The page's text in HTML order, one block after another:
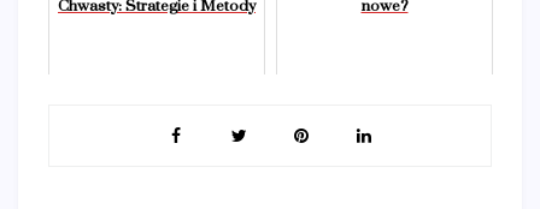
Chwasty: Strategie i Metody
nowe?